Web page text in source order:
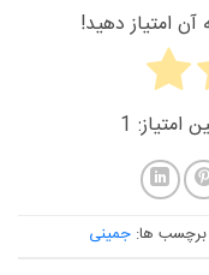
امتیاز دهید!
1
برچسب ها: جمینی